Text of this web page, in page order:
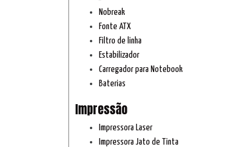
Nobreak
Fonte ATX
Filtro de linha
Estabilizador
Carregador para Notebook
Baterias
Impressão
Impressora Laser
Impressora Jato de Tinta